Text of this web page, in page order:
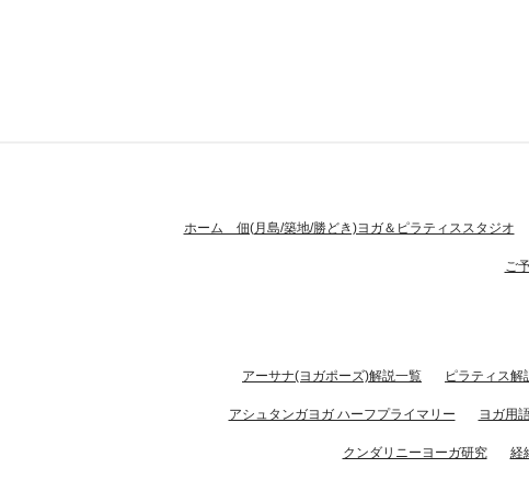
ホーム 佃(月島/築地/勝どき)ヨガ＆ピラティススタジオ
ご
アーサナ(ヨガポーズ)解説一覧 ピラティス解
アシュタンガヨガ ハーフプライマリー ヨガ用
クンダリニーヨーガ研究 経